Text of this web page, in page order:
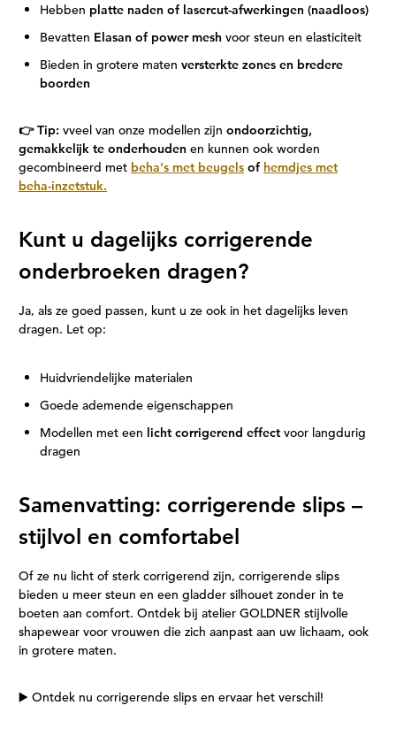
Hebben platte naden of lasercut-afwerkingen (naadloos)
Bevatten Elasan of power mesh voor steun en elasticiteit
Bieden in grotere maten versterkte zones en bredere
boorden
👉 Tip: vveel van onze modellen zijn ondoorzichtig,
gemakkelijk te onderhouden en kunnen ook worden
gecombineerd met beha's met beugels of hemdjes met
beha-inzetstuk.
Kunt u dagelijks corrigerende
onderbroeken dragen?
Ja, als ze goed passen, kunt u ze ook in het dagelijks leven
dragen. Let op:
Huidvriendelijke materialen
Goede ademende eigenschappen
Modellen met een licht corrigerend effect voor langdurig
dragen
Samenvatting: corrigerende slips –
stijlvol en comfortabel
Of ze nu licht of sterk corrigerend zijn, corrigerende slips
bieden u meer steun en een gladder silhouet zonder in te
boeten aan comfort. Ontdek bij atelier GOLDNER stijlvolle
shapewear voor vrouwen die zich aanpast aan uw lichaam, ook
in grotere maten.
▶️ Ontdek nu corrigerende slips en ervaar het verschil!